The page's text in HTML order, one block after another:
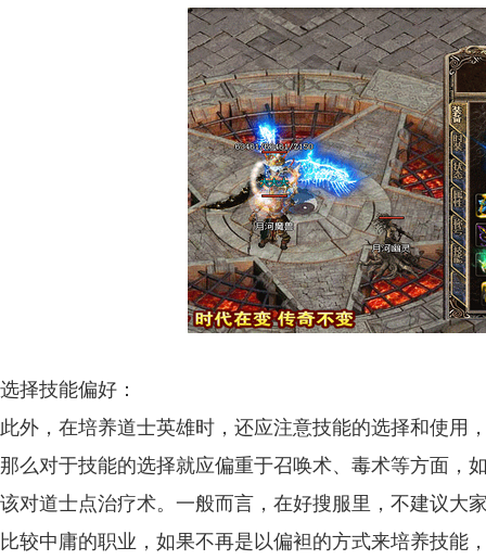
选择技能偏好：
此外，在培养道士英雄时，还应注意技能的选择和使用
那么对于技能的选择就应偏重于召唤术、毒术等方面，
该对道士点治疗术。一般而言，在好搜服里，不建议大
比较中庸的职业，如果不再是以偏袒的方式来培养技能